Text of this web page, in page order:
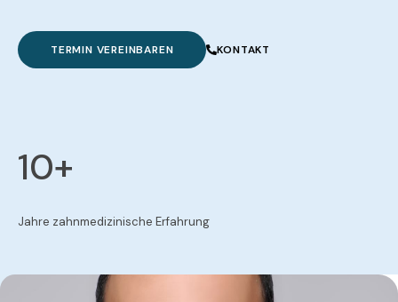
TERMIN VEREINBAREN KONTAKT
10+
Jahre zahnmedizinische Erfahrung